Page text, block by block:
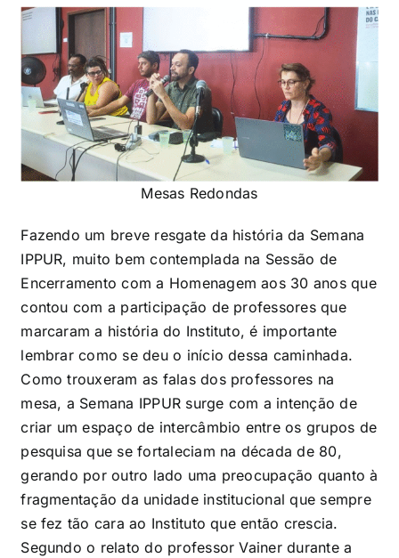
Mesas Redondas
Fazendo um breve resgate da história da Semana
IPPUR, muito bem contemplada na Sessão de
Encerramento com a Homenagem aos 30 anos que
contou com a participação de professores que
marcaram a história do Instituto, é importante
lembrar como se deu o início dessa caminhada.
Como trouxeram as falas dos professores na
mesa, a Semana IPPUR surge com a intenção de
criar um espaço de intercâmbio entre os grupos de
pesquisa que se fortaleciam na década de 80,
gerando por outro lado uma preocupação quanto à
fragmentação da unidade institucional que sempre
se fez tão cara ao Instituto que então crescia.
Segundo o relato do professor Vainer durante a